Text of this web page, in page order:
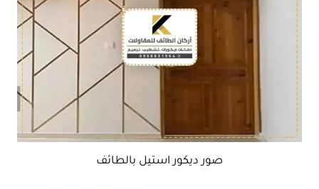
صور ديكور استيل بالطائف